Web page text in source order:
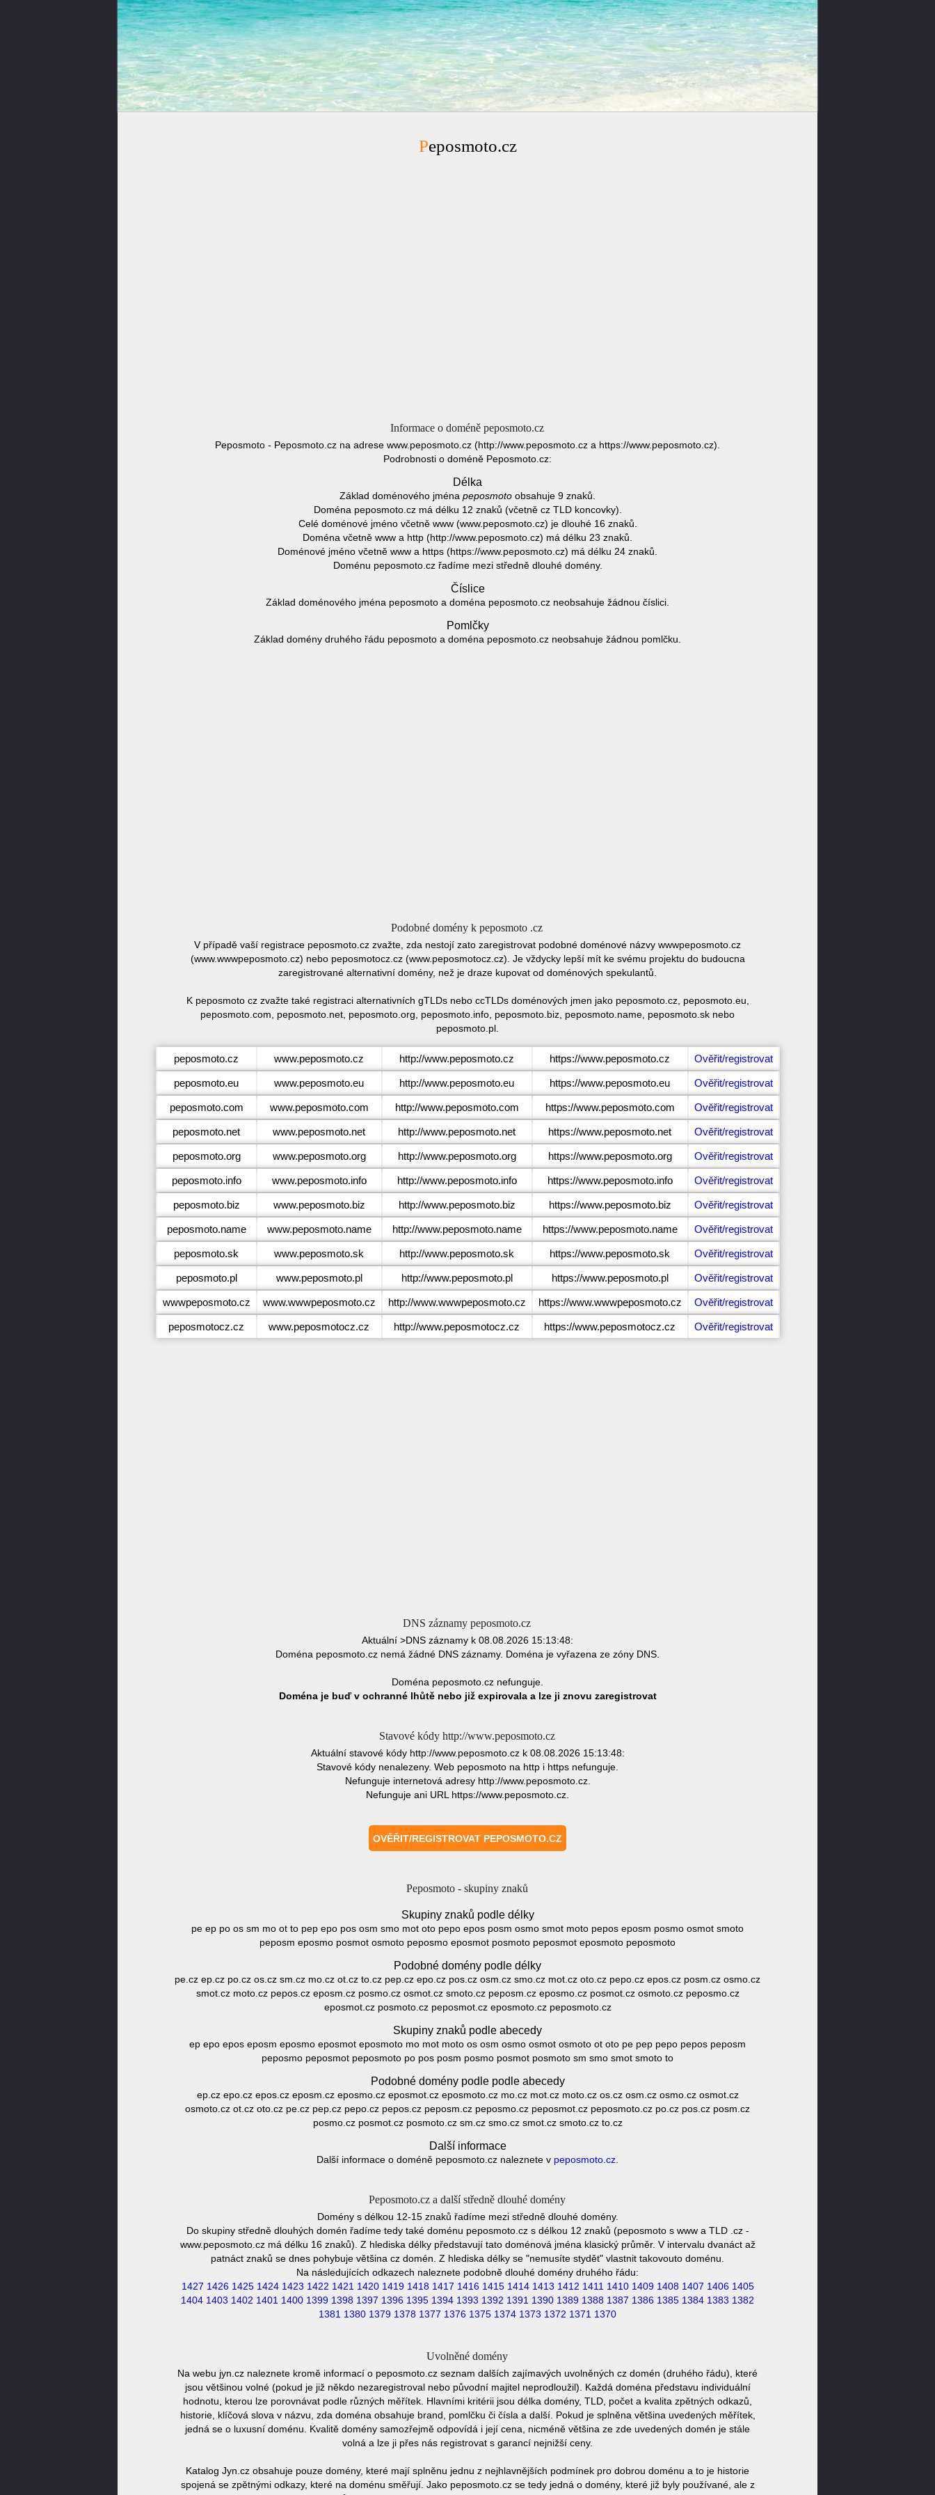
Peposmoto.cz
Informace o doméně peposmoto.cz
Peposmoto - Peposmoto.cz na adrese www.peposmoto.cz (http://www.peposmoto.cz a https://www.peposmoto.cz).
Podrobnosti o doméně Peposmoto.cz:
Délka
Základ doménového jména peposmoto obsahuje 9 znaků.
Doména peposmoto.cz má délku 12 znaků (včetně cz TLD koncovky).
Celé doménové jméno včetně www (www.peposmoto.cz) je dlouhé 16 znaků.
Doména včetně www a http (http://www.peposmoto.cz) má délku 23 znaků.
Doménové jméno včetně www a https (https://www.peposmoto.cz) má délku 24 znaků.
Doménu peposmoto.cz řadíme mezi středně dlouhé domény.
Číslice
Základ doménového jména peposmoto a doména peposmoto.cz neobsahuje žádnou číslici.
Pomlčky
Základ domény druhého řádu peposmoto a doména peposmoto.cz neobsahuje žádnou pomlčku.
Podobné domény k peposmoto .cz
V případě vaší registrace peposmoto.cz zvažte, zda nestojí zato zaregistrovat podobné doménové názvy wwwpeposmoto.cz
(www.wwwpeposmoto.cz) nebo peposmotocz.cz (www.peposmotocz.cz). Je vždycky lepší mít ke svému projektu do budoucna
zaregistrované alternativní domény, než je draze kupovat od doménových spekulantů.
K peposmoto cz zvažte také registraci alternativních gTLDs nebo ccTLDs doménových jmen jako peposmoto.cz, peposmoto.eu,
peposmoto.com, peposmoto.net, peposmoto.org, peposmoto.info, peposmoto.biz, peposmoto.name, peposmoto.sk nebo
peposmoto.pl.
peposmoto.cz www.peposmoto.cz http://www.peposmoto.cz https://www.peposmoto.cz Ověřit/registrovat
peposmoto.eu www.peposmoto.eu http://www.peposmoto.eu https://www.peposmoto.eu Ověřit/registrovat
peposmoto.com www.peposmoto.com http://www.peposmoto.com https://www.peposmoto.com Ověřit/registrovat
peposmoto.net www.peposmoto.net http://www.peposmoto.net https://www.peposmoto.net Ověřit/registrovat
peposmoto.org www.peposmoto.org http://www.peposmoto.org https://www.peposmoto.org Ověřit/registrovat
peposmoto.info www.peposmoto.info http://www.peposmoto.info https://www.peposmoto.info Ověřit/registrovat
peposmoto.biz www.peposmoto.biz http://www.peposmoto.biz https://www.peposmoto.biz Ověřit/registrovat
peposmoto.name www.peposmoto.name http://www.peposmoto.name https://www.peposmoto.name Ověřit/registrovat
peposmoto.sk www.peposmoto.sk http://www.peposmoto.sk https://www.peposmoto.sk Ověřit/registrovat
peposmoto.pl www.peposmoto.pl http://www.peposmoto.pl https://www.peposmoto.pl Ověřit/registrovat
wwwpeposmoto.cz www.wwwpeposmoto.cz http://www.wwwpeposmoto.cz https://www.wwwpeposmoto.cz Ověřit/registrovat
peposmotocz.cz www.peposmotocz.cz http://www.peposmotocz.cz https://www.peposmotocz.cz Ověřit/registrovat
DNS záznamy peposmoto.cz
Aktuální >DNS záznamy k 08.08.2026 15:13:48:
Doména peposmoto.cz nemá žádné DNS záznamy. Doména je vyřazena ze zóny DNS.
Doména peposmoto.cz nefunguje.
Doména je buď v ochranné lhůtě nebo již expirovala a lze ji znovu zaregistrovat
Stavové kódy http://www.peposmoto.cz
Aktuální stavové kódy http://www.peposmoto.cz k 08.08.2026 15:13:48:
Stavové kódy nenalezeny. Web peposmoto na http i https nefunguje.
Nefunguje internetová adresy http://www.peposmoto.cz.
Nefunguje ani URL https://www.peposmoto.cz.
Peposmoto - skupiny znaků
Skupiny znaků podle délky
pe ep po os sm mo ot to pep epo pos osm smo mot oto pepo epos posm osmo smot moto pepos eposm posmo osmot smoto
peposm eposmo posmot osmoto peposmo eposmot posmoto peposmot eposmoto peposmoto
Podobné domény podle délky
pe.cz ep.cz po.cz os.cz sm.cz mo.cz ot.cz to.cz pep.cz epo.cz pos.cz osm.cz smo.cz mot.cz oto.cz pepo.cz epos.cz posm.cz osmo.cz
smot.cz moto.cz pepos.cz eposm.cz posmo.cz osmot.cz smoto.cz peposm.cz eposmo.cz posmot.cz osmoto.cz peposmo.cz
eposmot.cz posmoto.cz peposmot.cz eposmoto.cz peposmoto.cz
Skupiny znaků podle abecedy
ep epo epos eposm eposmo eposmot eposmoto mo mot moto os osm osmo osmot osmoto ot oto pe pep pepo pepos peposm
peposmo peposmot peposmoto po pos posm posmo posmot posmoto sm smo smot smoto to
Podobné domény podle podle abecedy
ep.cz epo.cz epos.cz eposm.cz eposmo.cz eposmot.cz eposmoto.cz mo.cz mot.cz moto.cz os.cz osm.cz osmo.cz osmot.cz
osmoto.cz ot.cz oto.cz pe.cz pep.cz pepo.cz pepos.cz peposm.cz peposmo.cz peposmot.cz peposmoto.cz po.cz pos.cz posm.cz
posmo.cz posmot.cz posmoto.cz sm.cz smo.cz smot.cz smoto.cz to.cz
Další informace
Další informace o doméně peposmoto.cz naleznete v peposmoto.cz
Peposmoto.cz a další středně dlouhé domény
Domény s délkou 12-15 znaků řadíme mezi středně dlouhé domény.
Do skupiny středně dlouhých domén řadíme tedy také doménu peposmoto.cz s délkou 12 znaků (peposmoto s www a TLD .cz -
www.peposmoto.cz má délku 16 znaků). Z hlediska délky představují tato doménová jména klasický průměr. V intervalu dvanáct až
patnáct znaků se dnes pohybuje většina cz domén. Z hlediska délky se "nemusíte stydět" vlastnit takovouto doménu.
Na následujících odkazech naleznete podobně dlouhé domény druhého řádu:
1427 1426 1425 1424 1423 1422 1421 1420 1419 1418 1417 1416 1415 1414 1413 1412 1411 1410 1409 1408 1407 1406 1405
1404 1403 1402 1401 1400 1399 1398 1397 1396 1395 1394 1393 1392 1391 1390 1389 1388 1387 1386 1385 1384 1383 1382
1381 1380 1379 1378 1377 1376 1375 1374 1373 1372 1371 1370
Uvolněné domény
Na webu jyn.cz naleznete kromě informací o peposmoto.cz seznam dalších zajímavých uvolněných cz domén (druhého řádu), které
jsou většinou volné (pokud je již někdo nezaregistroval nebo původní majitel neprodloužil). Každá doména představu individuální
hodnotu, kterou lze porovnávat podle různých měřítek. Hlavními kritérii jsou délka domény, TLD, počet a kvalita zpětných odkazů,
historie, klíčová slova v názvu, zda doména obsahuje brand, pomlčku či čísla a další. Pokud je splněna většina uvedených měřítek,
jedná se o luxusní doménu. Kvalitě domény samozřejmě odpovídá i její cena, nicméně většina ze zde uvedených domén je stále
volná a lze ji přes nás registrovat s garancí nejnižší ceny.
Katalog Jyn.cz obsahuje pouze domény, které mají splněnu jednu z nejhlavnějších podmínek pro dobrou doménu a to je historie
spojená se zpětnými odkazy, které na doménu směřují. Jako peposmoto.cz se tedy jedná o domény, které již byly používané, ale z